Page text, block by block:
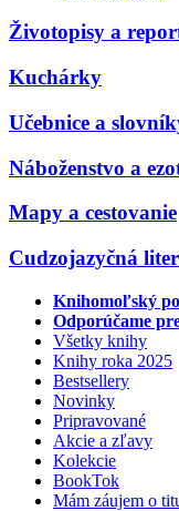
Životopisy a
Kuchárky
Učebnice a
Náboženstvo a
Mapy a cestovanie
Cudzojazyčná
Knihomoľský
Odporúčame
Všetky knihy
Knihy roka 2025
Bestsellery
Novinky
Pripravované
Akcie a zľavy
Kolekcie
BookTok
Mám záujem o